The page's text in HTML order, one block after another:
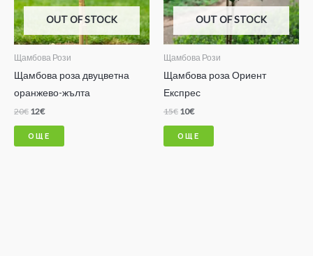
OUT OF STOCK
Щамбова Рози
Щамбова роза двуцветна
оранжево-жълта
20€ 12€
ОЩЕ
OUT OF STOCK
Щамбова Рози
Щамбова роза Ориент
Експрес
15€ 10€
ОЩЕ